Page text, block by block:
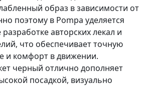
образ в зависимости от
поэтому в Pompa уделяется
авторских лекал и
что обеспечивает точную
и комфорт в движении.
черный отлично дополняет
посадкой, визуально